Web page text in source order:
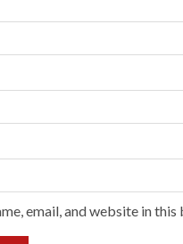
email, and website in